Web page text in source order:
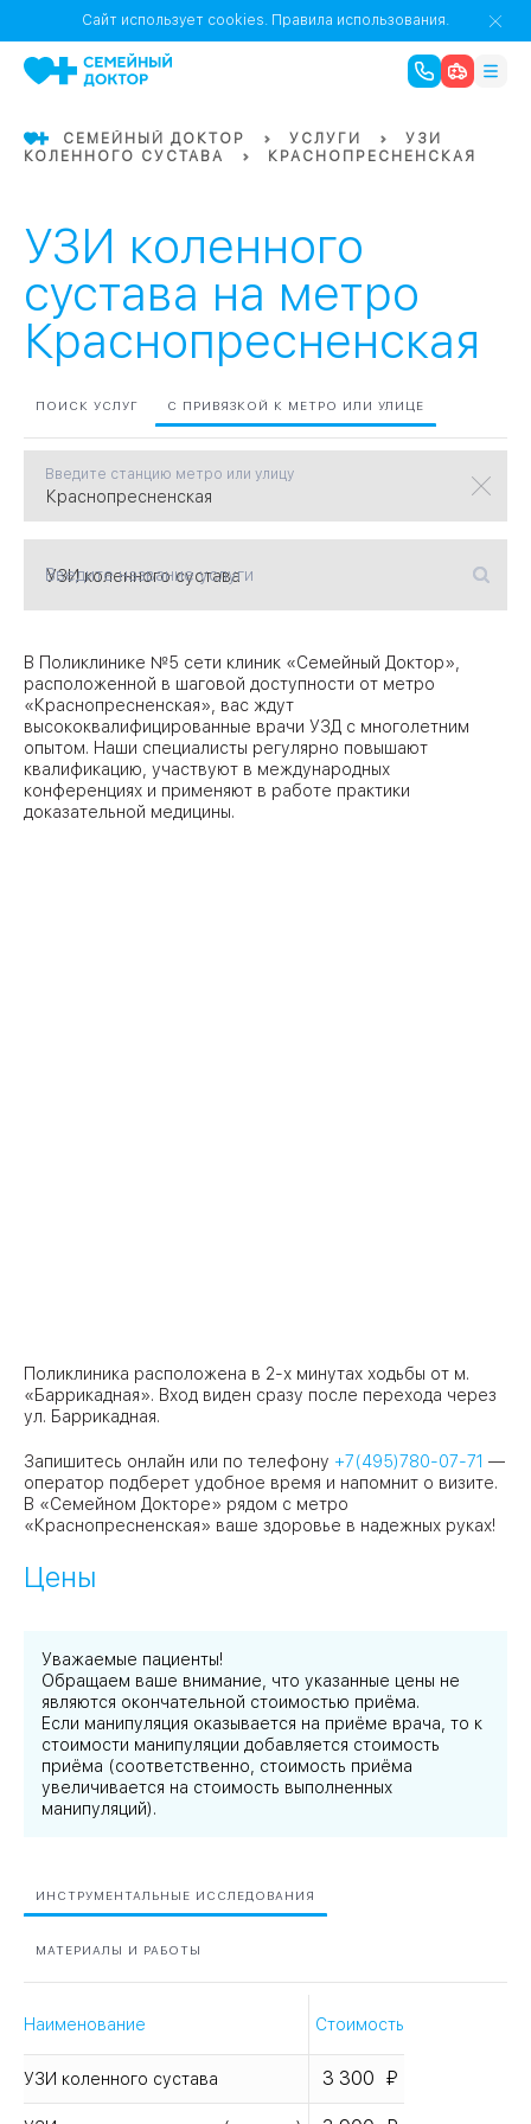
ЗАО
СЗАО
САО
01
06
1 0
1 2
16
Бабушкинская
Бауманская
Теплый Стан Пражская
Академическая
Речной Вокзал
Академика
Янгеля
Сайт использует cookies. Правила использования.
СЕМЕЙНЫЙ ДОКТОР УСЛУГИ
УЗИ
КОЛЕННОГО СУСТАВА
КРАСНОПРЕСНЕНСКАЯ
УЗИ коленного
сустава на метро
Краснопресненская
ПОИСК УСЛУГ С ПРИВЯЗКОЙ К МЕТРО ИЛИ УЛИЦЕ
Введите станцию метро или улицу
Введите название услуги
В Поликлинике №5 сети клиник «Семейный Доктор»,
расположенной в шаговой доступности от метро
«Краснопресненская», вас ждут
высококвалифицированные врачи УЗД с многолетним
опытом. Наши специалисты регулярно повышают
квалификацию, участвуют в международных
конференциях и применяют в работе практики
доказательной медицины.
Поликлиника расположена в 2-х минутах ходьбы от м.
«Баррикадная». Вход виден сразу после перехода через
ул. Баррикадная.
Запишитесь онлайн или по телефону +7(495)780-07-71 —
оператор подберет удобное время и напомнит о визите.
В «Семейном Докторе» рядом с метро
«Краснопресненская» ваше здоровье в надежных руках!
Цены
Уважаемые пациенты!
Обращаем ваше внимание, что указанные цены не
являются окончательной стоимостью приёма.
Если манипуляция оказывается на приёме врача, то к
стоимости манипуляции добавляется стоимость
приёма (соответственно, стоимость приёма
увеличивается на стоимость выполненных
манипуляций).
ИНСТРУМЕНТАЛЬНЫЕ ИССЛЕДОВАНИЯ
МАТЕРИАЛЫ И РАБОТЫ
Наименование Стоимость
УЗИ коленного сустава 3 300